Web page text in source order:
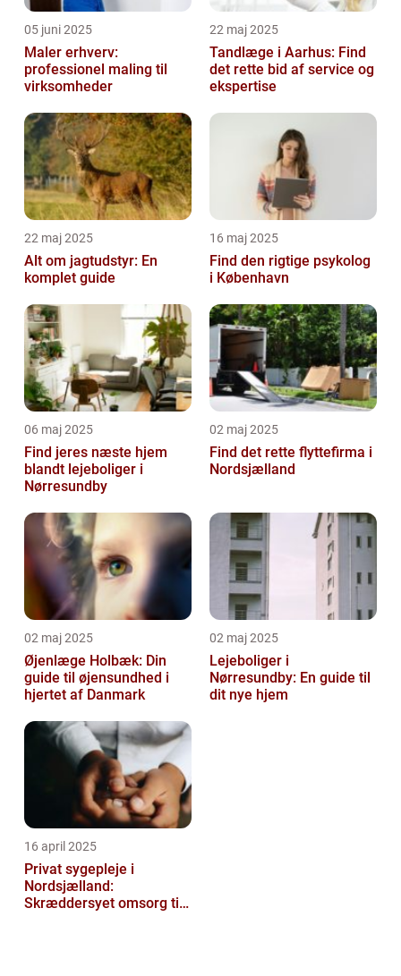
05 juni 2025
Maler erhverv:
professionel maling til
virksomheder
22 maj 2025
Tandlæge i Aarhus: Find
det rette bid af service og
ekspertise
22 maj 2025
Alt om jagtudstyr: En
komplet guide
16 maj 2025
Find den rigtige psykolog
i København
06 maj 2025
Find jeres næste hjem
blandt lejeboliger i
Nørresundby
02 maj 2025
Find det rette flyttefirma i
Nordsjælland
02 maj 2025
Øjenlæge Holbæk: Din
guide til øjensundhed i
hjertet af Danmark
02 maj 2025
Lejeboliger i
Nørresundby: En guide til
dit nye hjem
16 april 2025
Privat sygepleje i
Nordsjælland:
Skræddersyet omsorg til